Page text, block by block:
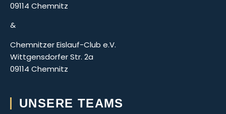
09114 Chemnitz
&
Chemnitzer Eislauf-Club e.V.
Wittgensdorfer Str. 2a
09114 Chemnitz
UNSERE TEAMS